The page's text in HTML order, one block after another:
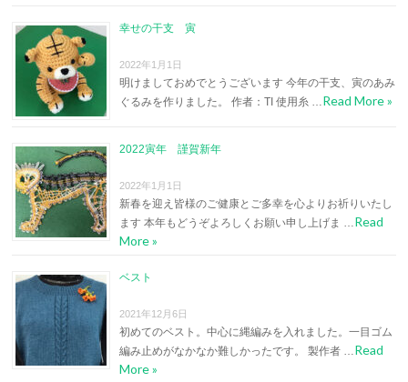
幸せの干支 寅
2022年1月1日
明けましておめでとうございます 今年の干支、寅のあみ
ぐるみを作りました。 作者：TI 使用糸 … Read More »
2022寅年 謹賀新年
2022年1月1日
新春を迎え皆様のご健康とご多幸を心よりお祈りいたし
ます 本年もどうぞよろしくお願い申し上げま … Read
More »
ベスト
2021年12月6日
初めてのベスト。中心に縄編みを入れました。一目ゴム
編み止めがなかなか難しかったです。 製作者 … Read
More »